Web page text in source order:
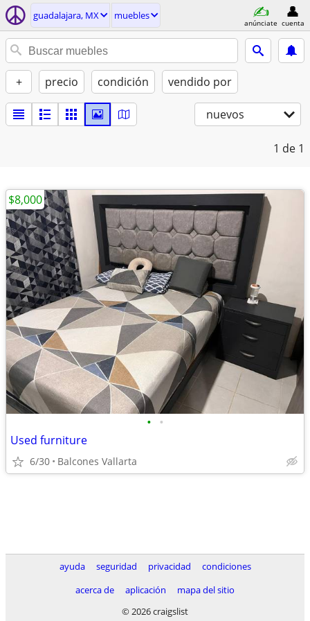
guadalajara, MX muebles
anúnciate cuenta
+ precio condición vendido por
nuevos
1 de 1
• •
Used furniture
6/30 Balcones Vallarta
$8,000
ayuda seguridad privacidad
condiciones
acerca de
aplicación
mapa del sitio
© 2026 craigslist